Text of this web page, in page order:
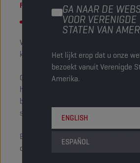
GA NAAR DE
VOOR VERENIGDE
STATEN VAN
Het lijkt erop dat u onze
bezoekt vanuit Verenigde
Amerika.
ENGLISH
ESPAÑOL
FORMULERINGEN VAN TOPNIVEAU
+300 OEM-
Wij gaan elke uitdaging aan — maar
kwaliteit. Daar doen wij geen
Onze smeermiddelen worden
hoogste industrienormen. Het meest
bewijs? Meer dan 300 OEM-
segmenten en toepassingen.
Elk product is ontwikkeld om uw
ondersteunen — zonder